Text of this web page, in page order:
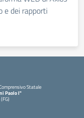
e dei rapporti
Statale
Paolo I"